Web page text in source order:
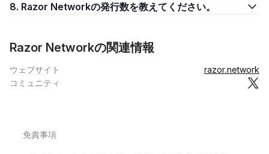
8. Razor Networkの発行数を教えてください。
Razor Networkの関連情報
ウェブサイト
razor.network
コミュニティ
免責事項